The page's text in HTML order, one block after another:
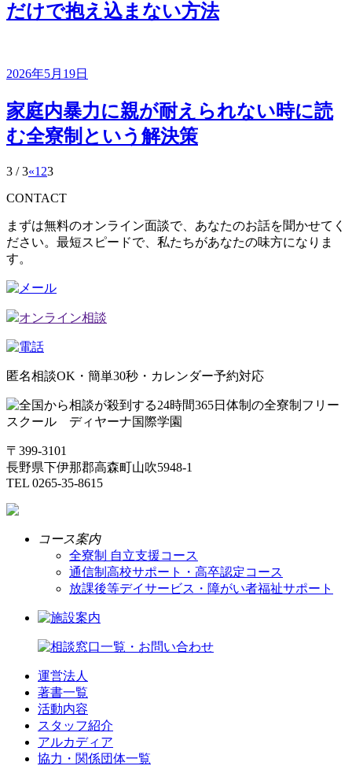
だけで抱え込まない方法
2026年5月19日
家庭内暴力に親が耐えられない時に読
む全寮制という解決策
3 / 3«1 23
CONTACT
まずは無料のオンライン面談で、あなたのお話を聞かせてく
ださい。最短スピードで、私たちがあなたの味方になりま
す。
オンライン相談
匿名相談OK・簡単30秒・カレンダー予約対応
〒399-3101
長野県下伊那郡高森町山吹5948-1
TEL 0265-35-8615
コース案内
全寮制 自立支援コース
通信制高校サポート・高卒認定コース
放課後等デイサービス・障がい者福祉サポート
運営法人
著書一覧
活動内容
スタッフ紹介
アルカディア
協力・関係団体一覧